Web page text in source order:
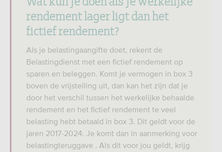
rendement lager ligt dan het
fictief rendement?
Als je belastingaangifte doet, rekent de
Belastingdienst met een fictief rendement op
sparen en beleggen. Komt je vermogen in box 3
boven de vrijstelling uit, dan kan het zijn dat je
door het verschil tussen het werkelijke behaalde
rendement en het fictief rendement te veel
belasting hebt betaald in box 3. Dit geldt voor de
jaren 2017-2024. Je komt dan in aanmerking voor
belastingteruggave . Als dit voor jou geldt, krijg